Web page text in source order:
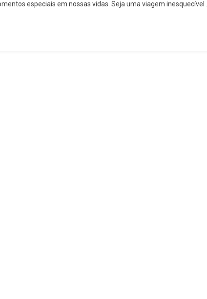
especiais em nossas vidas. Seja uma viagem inesquecível …